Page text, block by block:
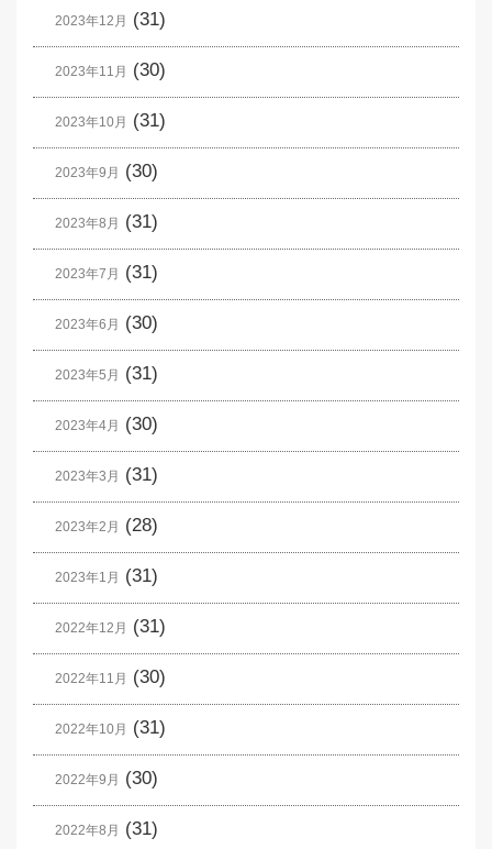
2023年12月 (31)
2023年11月 (30)
2023年10月 (31)
2023年9月 (30)
2023年8月 (31)
2023年7月 (31)
2023年6月 (30)
2023年5月 (31)
2023年4月 (30)
2023年3月 (31)
2023年2月 (28)
2023年1月 (31)
2022年12月 (31)
2022年11月 (30)
2022年10月 (31)
2022年9月 (30)
2022年8月 (31)